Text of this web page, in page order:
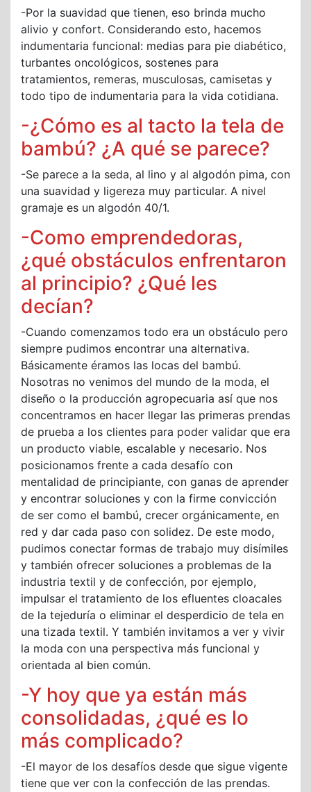
-Por la suavidad que tienen, eso brinda mucho
alivio y confort. Considerando esto, hacemos
indumentaria funcional: medias para pie diabético,
turbantes oncológicos, sostenes para
tratamientos, remeras, musculosas, camisetas y
todo tipo de indumentaria para la vida cotidiana.
-¿Cómo es al tacto la tela de
bambú? ¿A qué se parece?
-Se parece a la seda, al lino y al algodón pima, con
una suavidad y ligereza muy particular. A nivel
gramaje es un algodón 40/1.
-Como emprendedoras,
¿qué obstáculos enfrentaron
al principio? ¿Qué les
decían?
-Cuando comenzamos todo era un obstáculo pero
siempre pudimos encontrar una alternativa.
Básicamente éramos las locas del bambú.
Nosotras no venimos del mundo de la moda, el
diseño o la producción agropecuaria así que nos
concentramos en hacer llegar las primeras prendas
de prueba a los clientes para poder validar que era
un producto viable, escalable y necesario. Nos
posicionamos frente a cada desafío con
mentalidad de principiante, con ganas de aprender
y encontrar soluciones y con la firme convicción
de ser como el bambú, crecer orgánicamente, en
red y dar cada paso con solidez. De este modo,
pudimos conectar formas de trabajo muy disímiles
y también ofrecer soluciones a problemas de la
industria textil y de confección, por ejemplo,
impulsar el tratamiento de los efluentes cloacales
de la tejeduría o eliminar el desperdicio de tela en
una tizada textil. Y también invitamos a ver y vivir
la moda con una perspectiva más funcional y
orientada al bien común.
-Y hoy que ya están más
consolidadas, ¿qué es lo
más complicado?
-El mayor de los desafíos desde que sigue vigente
tiene que ver con la confección de las prendas.